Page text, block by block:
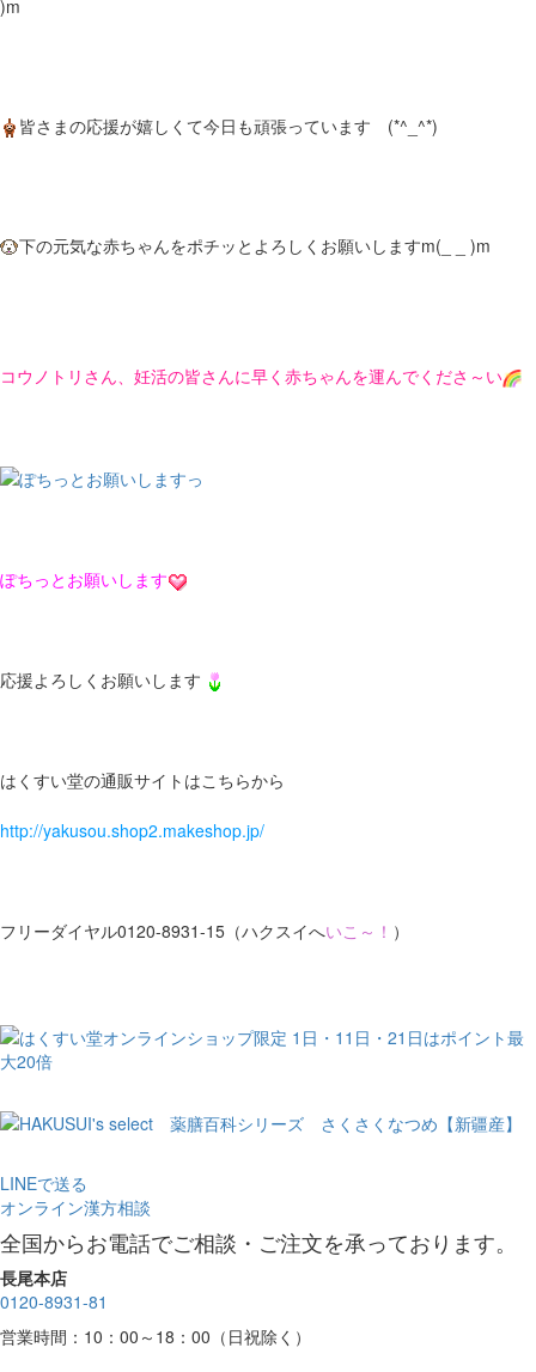
)m
皆さまの応援が嬉しくて今日も頑張っています (*^_^*)
下の元気な赤ちゃんをポチッとよろしくお願いしますm(_ _ )m
コウノトリさん、妊活の皆さんに早く赤ちゃんを運んでくださ～い
ぽちっとお願いします
応援よろしくお願いします
はくすい堂の通販サイトはこちらから
http://yakusou.shop2.makeshop.jp/
フリーダイヤル0120-8931-15（ハクスイへいこ～！ ）
LINEで送る
オンライン漢方相談
全国からお電話でご相談・ご注文を承っております。
長尾本店
0120-8931-81
営業時間：10：00～18：00（日祝除く）